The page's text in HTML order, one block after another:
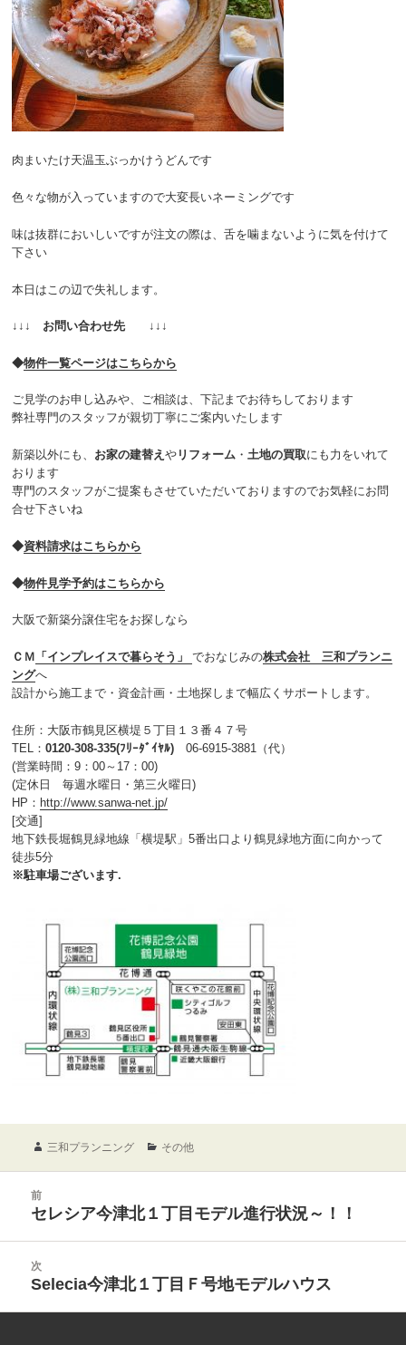
肉まいたけ天温玉ぶっかけうどんです
色々な物が入っていますので大変長いネーミングです
味は抜群においしいですが注文の際は、舌を噛まないように気を付けて
下さい
本日はこの辺で失礼します。
↓↓↓ お問い合わせ先 ↓↓↓
◆物件一覧ページはこちらから
ご見学のお申し込みや、ご相談は、下記までお待ちしております
弊社専門のスタッフが親切丁寧にご案内いたします
新築以外にも、 お家の建替えや リフォーム ・ 土地の買取にも力をいれて
おります
専門のスタッフがご提案もさせていただいておりますのでお気軽にお問
合せ下さいね
◆資料請求はこちらから
◆物件見学予約はこちらから
大阪で新築分譲住宅をお探しなら
ＣＭ 「インプレイスで暮らそう」でおなじみの株式会社 三和プランニ
ングへ
設計から施工まで・資金計画・土地探しまで幅広くサポートします。
住所：大阪市鶴見区横堤５丁目１３番４７号
TEL：0120-308-335(ﾌﾘｰﾀﾞｲﾔﾙ) 06-6915-3881（代）
(営業時間：9：00～17：00)
(定休日 毎週水曜日・第三火曜日)
HP： http://www.sanwa-net.jp/
[交通]
地下鉄長堀鶴見緑地線「横堤駅」5番出口より鶴見緑地方面に向かって
徒歩5分
※駐車場ございます.
作
三和プランニング
カ
ー
その他
前
前
稿:
セレシア今津北１丁目モデル進行状況～！！
次
次
Selecia今津北１丁目Ｆ号地モデルハウス